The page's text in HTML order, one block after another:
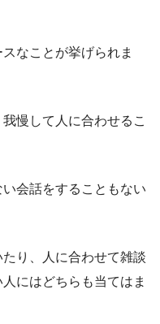
なことが挙げられま
慢して人に合わせるこ
会話をすることもない
り、人に合わせて雑談
にはどちらも当てはま